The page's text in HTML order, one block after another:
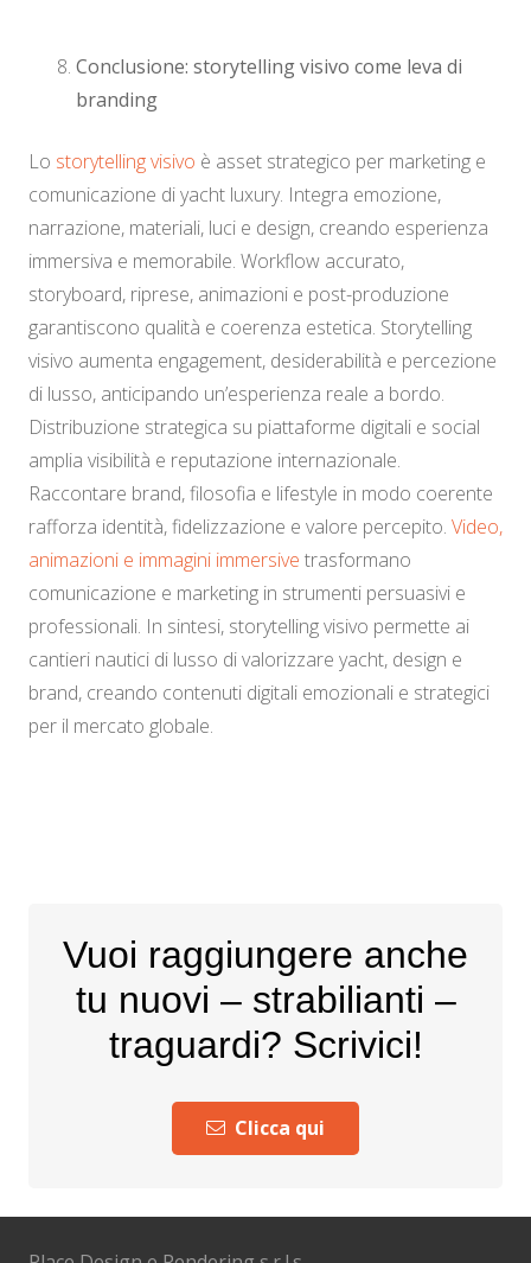
Conclusione: storytelling visivo come leva di
branding
Lo storytelling visivo è asset strategico per marketing e
comunicazione di yacht luxury. Integra emozione,
narrazione, materiali, luci e design, creando esperienza
immersiva e memorabile. Workflow accurato,
storyboard, riprese, animazioni e post-produzione
garantiscono qualità e coerenza estetica. Storytelling
visivo aumenta engagement, desiderabilità e percezione
di lusso, anticipando un’esperienza reale a bordo.
Distribuzione strategica su piattaforme digitali e social
amplia visibilità e reputazione internazionale.
Raccontare brand, filosofia e lifestyle in modo coerente
rafforza identità, fidelizzazione e valore percepito. Video,
animazioni e immagini immersive trasformano
comunicazione e marketing in strumenti persuasivi e
professionali. In sintesi, storytelling visivo permette ai
cantieri nautici di lusso di valorizzare yacht, design e
brand, creando contenuti digitali emozionali e strategici
per il mercato globale.
Vuoi raggiungere anche
tu nuovi – strabilianti –
traguardi? Scrivici!
Clicca qui